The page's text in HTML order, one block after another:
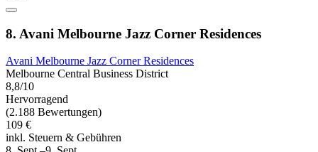
8. Avani Melbourne Jazz Corner Residences
Avani Melbourne Jazz Corner Residences
Melbourne Central Business District
8,8/10
Hervorragend
(2.188 Bewertungen)
109 €
inkl. Steuern & Gebühren